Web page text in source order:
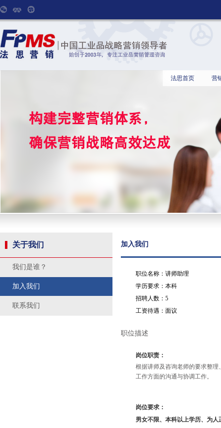
法思首页 营
关于我们
我们是谁？
加入我们
联系我们
加入我们
职位名称：讲师助理
学历要求：本科
招聘人数：5
工资待遇：面议
职位描述
岗位职责：
根据讲师及咨询老师的要求整
工作方面的沟通与协调工作。
岗位要求：
男女不限、本科以上学历、为